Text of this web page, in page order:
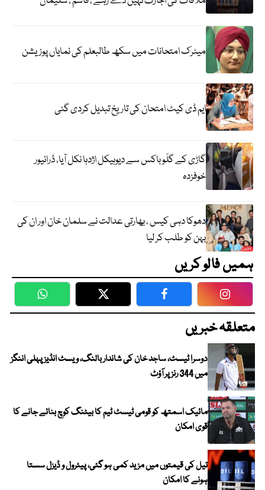
میٹرک امتحانات میں سکھ طالبعلم کی نمایاں پوزیشن
ایم ڈی کیٹ امتحان کی تاریخ تبدیل کردی گئی
گاڑی کے گلَو باکس سے دیوہیکل اژدہا نکل آیا، ڈرائیور
خوفزدہ
دھوکا دہی کیس ، بھارتی عدالت نے سلمان خان اور ان کی
بہن کو طلب کر لیا
ہمیں فالو کریں
WhatsApp Twitter Facebook
متعلقہ خبریں
دوسرا ٹیسٹ، ساجد خان کی شاندار بالنگ، ویسٹ انڈیز پہلی اننگز
میں 344 رنز پر آؤٹ
مائیک اسمتھ کو قومی ٹیسٹ ٹیم کا بیٹنگ کوچ بنائے جانے کا
قوی امکان
تیل کی قیمتوں میں مزید کمی ہو گئی، پیٹرول و ڈیزل سستا
ہونے کا امکان